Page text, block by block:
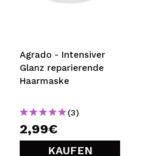
Agrado - Intensiver
Glanz reparierende
Haarmaske
(3)
2,99€
KAUFEN